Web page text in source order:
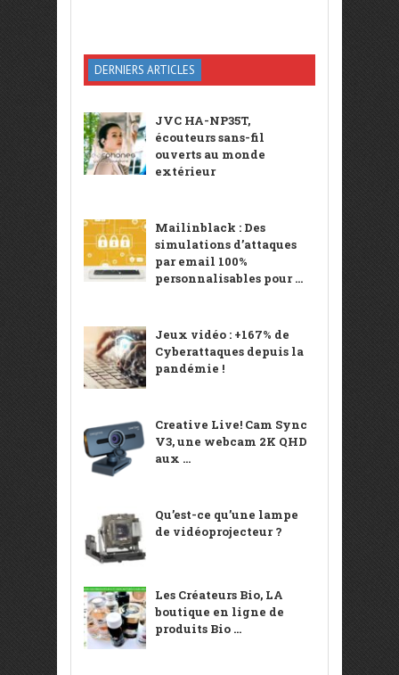
DERNIERS ARTICLES
JVC HA-NP35T,
écouteurs sans-fil
ouverts au monde
extérieur
Mailinblack : Des
simulations d’attaques
par email 100%
personnalisables pour ...
Jeux vidéo : +167% de
Cyberattaques depuis la
pandémie !
Creative Live! Cam Sync
V3, une webcam 2K QHD
aux ...
Qu’est-ce qu’une lampe
de vidéoprojecteur ?
Les Créateurs Bio, LA
boutique en ligne de
produits Bio ...